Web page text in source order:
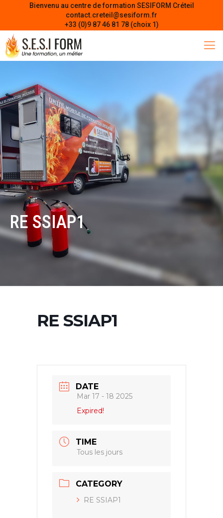
Bienvenu au centre de formation SESIFORM Créteil
contact.creteil@sesiform.fr
+33 (0)9 87 46 81 78 (choix 1)
RE SSIAP1
RE SSIAP1
DATE
Mar 17 - 18 2025
Expired!
TIME
Tous les jours
CATEGORY
RE SSIAP1